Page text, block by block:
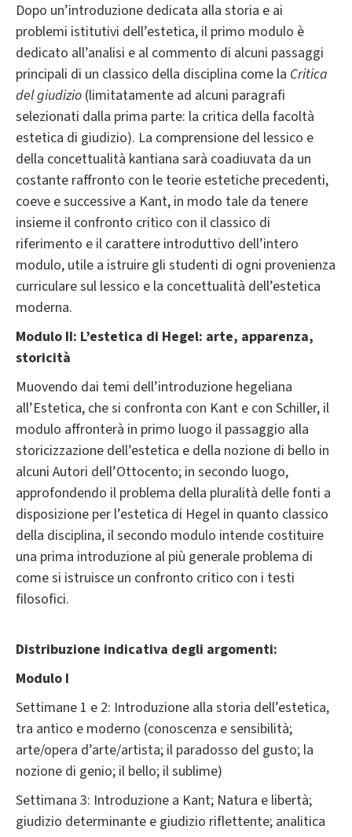
Dopo un’introduzione dedicata alla storia e ai
problemi istitutivi dell’estetica, il primo modulo è
dedicato all’analisi e al commento di alcuni passaggi
principali di un classico della disciplina come la Critica
del giudizio (limitatamente ad alcuni paragrafi
selezionati dalla prima parte: la critica della facoltà
estetica di giudizio). La comprensione del lessico e
della concettualità kantiana sarà coadiuvata da un
costante raffronto con le teorie estetiche precedenti,
coeve e successive a Kant, in modo tale da tenere
insieme il confronto critico con il classico di
riferimento e il carattere introduttivo dell’intero
modulo, utile a istruire gli studenti di ogni provenienza
curriculare sul lessico e la concettualità dell’estetica
moderna.
Modulo II: L’estetica di Hegel: arte, apparenza,
storicità
Muovendo dai temi dell’introduzione hegeliana
all’Estetica, che si confronta con Kant e con Schiller, il
modulo affronterà in primo luogo il passaggio alla
storicizzazione dell’estetica e della nozione di bello in
alcuni Autori dell’Ottocento; in secondo luogo,
approfondendo il problema della pluralità delle fonti a
disposizione per l’estetica di Hegel in quanto classico
della disciplina, il secondo modulo intende costituire
una prima introduzione al più generale problema di
come si istruisce un confronto critico con i testi
filosofici.
Distribuzione indicativa degli argomenti:
Modulo I
Settimane 1 e 2: Introduzione alla storia dell’estetica,
tra antico e moderno (conoscenza e sensibilità;
arte/opera d’arte/artista; il paradosso del gusto; la
nozione di genio; il bello; il sublime)
Settimana 3: Introduzione a Kant; Natura e libertà;
giudizio determinante e giudizio riflettente; analitica